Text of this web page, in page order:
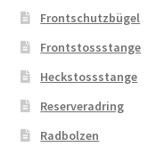
Frontschutzbügel
Frontstossstange
Heckstossstange
Reserveradring
Radbolzen